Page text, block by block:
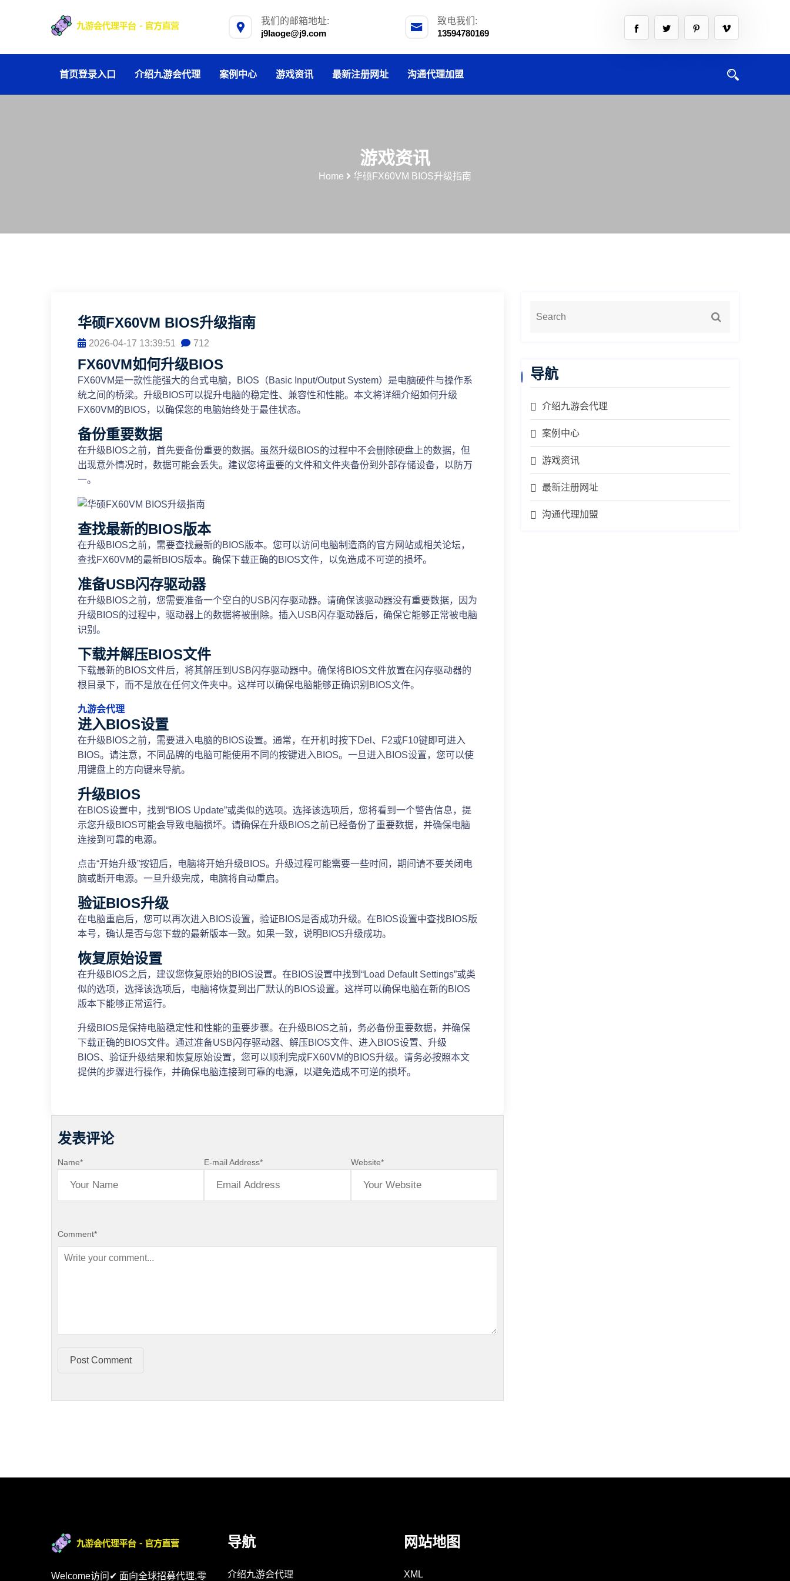
我们的邮箱地址:
j9laoge@j9.com
致电我们:
13594780169
首页登录入口 介绍九游会代理 案例中心 游戏资讯 最新注册网址 沟通代理加盟
游戏资讯
Home 华硕FX60VM BIOS升级指南
华硕FX60VM BIOS升级指南
2026-04-17 13:39:51 712
FX60VM如何升级BIOS
FX60VM是一款性能强大的台式电脑，BIOS（Basic Input/Output System）是电脑硬件与操作系
统之间的桥梁。升级BIOS可以提升电脑的稳定性、兼容性和性能。本文将详细介绍如何升级
FX60VM的BIOS，以确保您的电脑始终处于最佳状态。
备份重要数据
在升级BIOS之前，首先要备份重要的数据。虽然升级BIOS的过程中不会删除硬盘上的数据，但
出现意外情况时，数据可能会丢失。建议您将重要的文件和文件夹备份到外部存储设备，以防万
一。
查找最新的BIOS版本
在升级BIOS之前，需要查找最新的BIOS版本。您可以访问电脑制造商的官方网站或相关论坛，
查找FX60VM的最新BIOS版本。确保下载正确的BIOS文件，以免造成不可逆的损坏。
准备USB闪存驱动器
在升级BIOS之前，您需要准备一个空白的USB闪存驱动器。请确保该驱动器没有重要数据，因为
升级BIOS的过程中，驱动器上的数据将被删除。插入USB闪存驱动器后，确保它能够正常被电脑
识别。
下载并解压BIOS文件
下载最新的BIOS文件后，将其解压到USB闪存驱动器中。确保将BIOS文件放置在闪存驱动器的
根目录下，而不是放在任何文件夹中。这样可以确保电脑能够正确识别BIOS文件。
九游会代理
进入BIOS设置
在升级BIOS之前，需要进入电脑的BIOS设置。通常，在开机时按下Del、F2或F10键即可进入
BIOS。请注意，不同品牌的电脑可能使用不同的按键进入BIOS。一旦进入BIOS设置，您可以使
用键盘上的方向键来导航。
升级BIOS
在BIOS设置中，找到“BIOS Update”或类似的选项。选择该选项后，您将看到一个警告信息，提
示您升级BIOS可能会导致电脑损坏。请确保在升级BIOS之前已经备份了重要数据，并确保电脑
连接到可靠的电源。
点击“开始升级”按钮后，电脑将开始升级BIOS。升级过程可能需要一些时间，期间请不要关闭电
脑或断开电源。一旦升级完成，电脑将自动重启。
验证BIOS升级
在电脑重启后，您可以再次进入BIOS设置，验证BIOS是否成功升级。在BIOS设置中查找BIOS版
本号，确认是否与您下载的最新版本一致。如果一致，说明BIOS升级成功。
恢复原始设置
在升级BIOS之后，建议您恢复原始的BIOS设置。在BIOS设置中找到“Load Default Settings”或类
似的选项，选择该选项后，电脑将恢复到出厂默认的BIOS设置。这样可以确保电脑在新的BIOS
版本下能够正常运行。
升级BIOS是保持电脑稳定性和性能的重要步骤。在升级BIOS之前，务必备份重要数据，并确保
下载正确的BIOS文件。通过准备USB闪存驱动器、解压BIOS文件、进入BIOS设置、升级
BIOS、验证升级结果和恢复原始设置，您可以顺利完成FX60VM的BIOS升级。请务必按照本文
提供的步骤进行操作，并确保电脑连接到可靠的电源，以避免造成不可逆的损坏。
发表评论
Name* E-mail Address* Website*
Comment*
Post Comment
导航
介绍九游会代理
案例中心
游戏资讯
最新注册网址
沟通代理加盟
Welcome访问✔ 面向全球招募代理,零
导航
介绍九游会代理
网站地图
XML